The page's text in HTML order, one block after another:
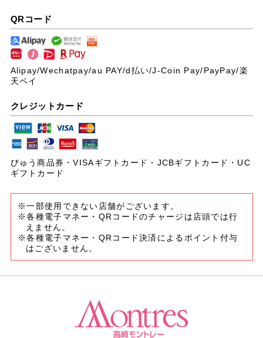
QRコード
Alipay/Wechatpay/au PAY/d払い/J-Coin Pay/PayPay/楽
天ペイ
クレジットカード
びゅう商品券・VISAギフトカード・JCBギフトカード・UC
ギフトカード
※一部使用できない店舗がございます。
※各種電子マネー・QRコードのチャージは店頭では行
えません。
※各種電子マネー・QRコード決済によるポイント付与
はございません。